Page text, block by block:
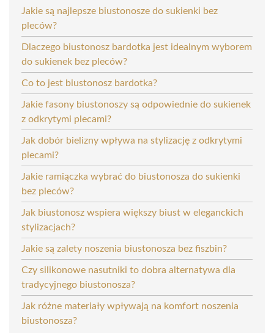
Jakie są najlepsze biustonosze do sukienki bez
pleców?
Dlaczego biustonosz bardotka jest idealnym wyborem
do sukienek bez pleców?
Co to jest biustonosz bardotka?
Jakie fasony biustonoszy są odpowiednie do sukienek
z odkrytymi plecami?
Jak dobór bielizny wpływa na stylizację z odkrytymi
plecami?
Jakie ramiączka wybrać do biustonosza do sukienki
bez pleców?
Jak biustonosz wspiera większy biust w eleganckich
stylizacjach?
Jakie są zalety noszenia biustonosza bez fiszbin?
Czy silikonowe nasutniki to dobra alternatywa dla
tradycyjnego biustonosza?
Jak różne materiały wpływają na komfort noszenia
biustonosza?